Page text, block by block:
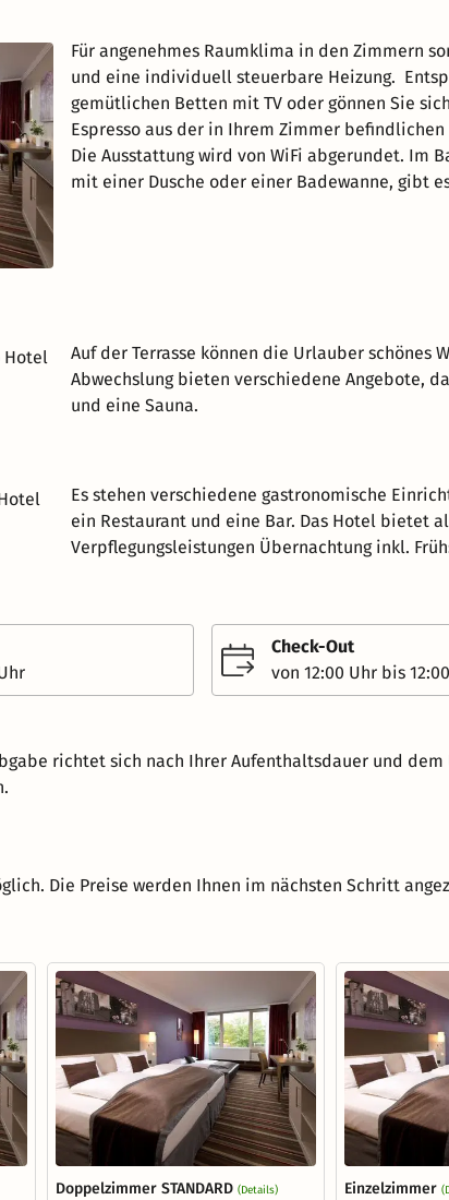
Für angenehmes Raumklima in den Zimmern
und eine individuell steuerbare Heizung.
gemütlichen Betten mit TV oder gönnen Sie
Espresso aus der in Ihrem Zimmer befindlichen
Die Ausstattung wird von WiFi abgerundet. Im
mit einer Dusche oder einer Badewanne, gibt
Auf der Terrasse können die Urlauber schönes
Abwechslung bieten verschiedene Angebote,
und eine Sauna.
Es stehen verschiedene gastronomische
ein Restaurant und eine Bar. Das Hotel bietet
Verpflegungsleistungen Übernachtung inkl.
Check-Out
von 12:00 Uhr bis
richtet sich nach Ihrer Aufenthaltsdauer und dem
Die Preise werden Ihnen im nächsten Schritt
Doppelzimmer STANDARD (Details) Einzelzimmer